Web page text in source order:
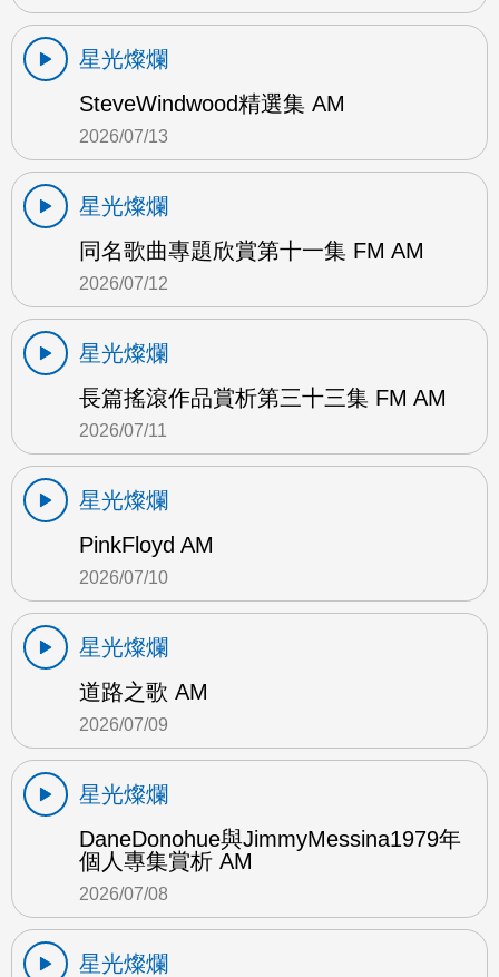
星光燦爛
SteveWindwood精選集 AM
2026/07/13
星光燦爛
同名歌曲專題欣賞第十一集 FM AM
2026/07/12
星光燦爛
長篇搖滾作品賞析第三十三集 FM AM
2026/07/11
星光燦爛
PinkFloyd AM
2026/07/10
星光燦爛
道路之歌 AM
2026/07/09
星光燦爛
DaneDonohue與JimmyMessina1979年
個人專集賞析 AM
2026/07/08
星光燦爛